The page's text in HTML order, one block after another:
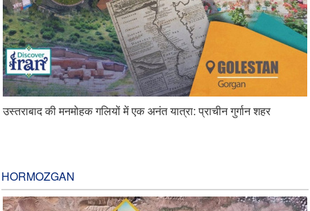
उस्तराबाद की मनमोहक गलियों में एक अनंत यात्रा: प्राचीन गुर्गान शहर
HORMOZGAN